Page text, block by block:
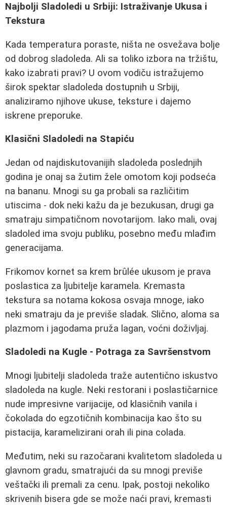
Najbolji Sladoledi u Srbiji: Istraživanje Ukusa i
Tekstura
Kada temperatura poraste, ništa ne osvežava bolje
od dobrog sladoleda. Ali sa toliko izbora na tržištu,
kako izabrati pravi? U ovom vodiču istražujemo
širok spektar sladoleda dostupnih u Srbiji,
analiziramo njihove ukuse, teksture i dajemo
iskrene preporuke.
Klasični Sladoledi na Stapiću
Jedan od najdiskutovanijih sladoleda poslednjih
godina je onaj sa žutim žele omotom koji podseća
na bananu. Mnogi su ga probali sa različitim
utiscima - dok neki kažu da je bezukusan, drugi ga
smatraju simpatičnom novotarijom. Iako mali, ovaj
sladoled ima svoju publiku, posebno među mlađim
generacijama.
Frikomov kornet sa krem brûlée ukusom je prava
poslastica za ljubitelje karamela. Kremasta
tekstura sa notama kokosa osvaja mnoge, iako
neki smatraju da je previše sladak. Slično, aloma sa
plazmom i jagodama pruža lagan, voćni doživljaj.
Sladoledi na Kugle - Potraga za Savršenstvom
Mnogi ljubitelji sladoleda traže autentično iskustvo
sladoleda na kugle. Neki restorani i poslastičarnice
nude impresivne varijacije, od klasičnih vanila i
čokolada do egzotičnih kombinacija kao što su
pistacija, karamelizirani orah ili pina colada.
Međutim, neki su razočarani kvalitetom sladoleda u
glavnom gradu, smatrajući da su mnogi previše
veštački ili premali za cenu. Ipak, postoji nekoliko
skrivenih bisera gde se može naći pravi, kremasti